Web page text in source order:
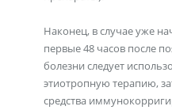
Наконец, в случае уже
первые 48 часов после
болезни следует
этиотропную терапию,
средства